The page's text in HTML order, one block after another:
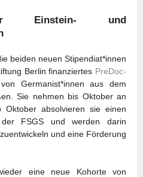
Einstein- und
beiden neuen Stipendiat*innen
Berlin finanziertes PreDoc-
Germanist*innen aus dem
Sie nehmen bis Oktober an
Oktober absolvieren sie einen
FSGS und werden darin
und eine Förderung
eine neue Kohorte von